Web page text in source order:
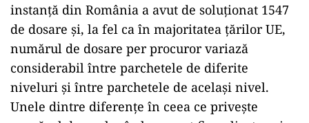
instanță din România a avut de soluționat 1547
de dosare și, la fel ca în majoritatea țărilor UE,
numărul de dosare per procuror variază
considerabil între parchetele de diferite
niveluri și între parchetele de același nivel.
Unele dintre diferențe în ceea ce privește